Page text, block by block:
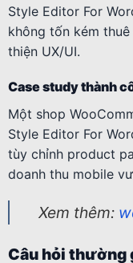
Style Editor For
không tốn kém thuê
thiện UX/UI.
Case study thành
Một shop
Style Editor For
tùy chỉnh product
doanh thu mobile
Xem thêm:
Câu hỏi thường